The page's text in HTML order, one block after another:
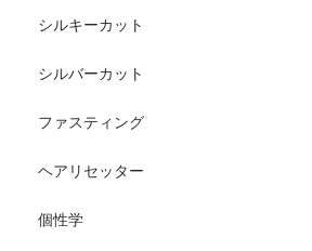
シルキーカット
シルバーカット
ファスティング
ヘアリセッター
個性学